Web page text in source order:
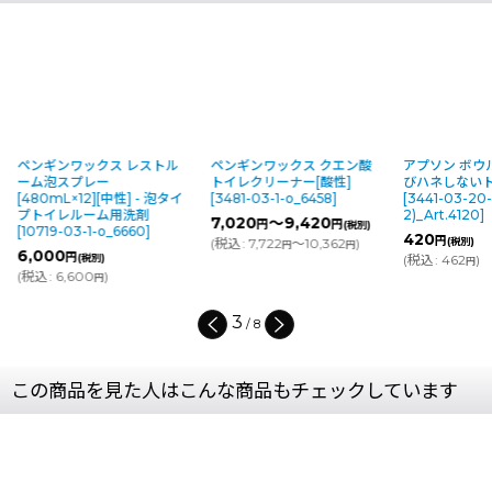
ペンギンワックス クエン酸
トイレクリーナー[酸性]
[3481-03-1-o_6458]
7,020円 ～9,420円
～10,362
アプソン ボウルモップ - 飛
びハネしないトイレブラシ
[3441-03-20-s(F7-
2)_Art.4120
420円(税別)
スマート ゴ
ラシ [7468-
4)]
990円 (税別)
(税込: 1,089
4 / 8
この商品を見た人はこんな商品もチェックしています